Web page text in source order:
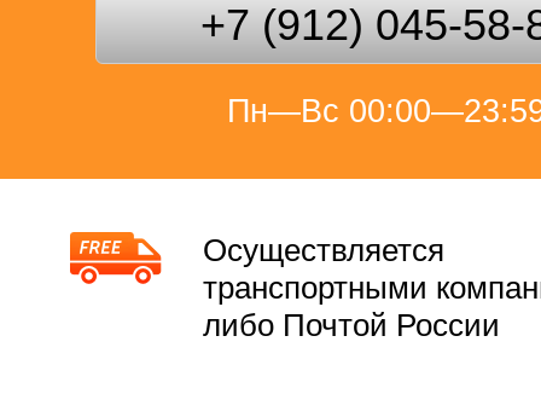
+7 (912) 045-58-
Пн—Вс
Осуществляется
транспортными
либо Почтой России